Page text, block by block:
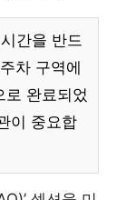
간을 반드
차 구역에
로 완료되었
이 중요합